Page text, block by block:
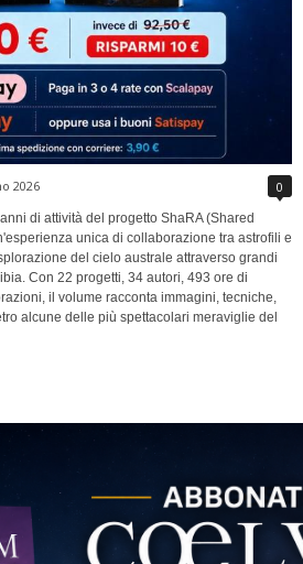
2026 0
di attività del progetto ShaRA (Shared
unica di collaborazione tra astrofili e
del cielo australe attraverso grandi
Con 22 progetti, 34 autori, 493 ore di
il volume racconta immagini, tecniche,
alcune delle più spettacolari meraviglie del